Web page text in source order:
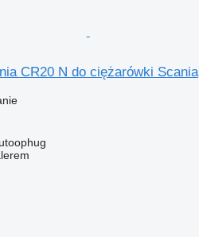
CR20 N do ciężarówki Scania